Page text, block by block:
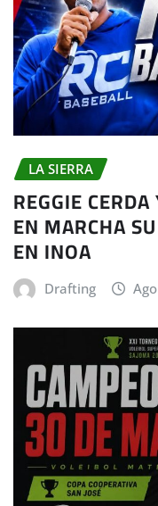
LA SIERRA
REGGIE
EN MARCHA
EN INOA
Drafting